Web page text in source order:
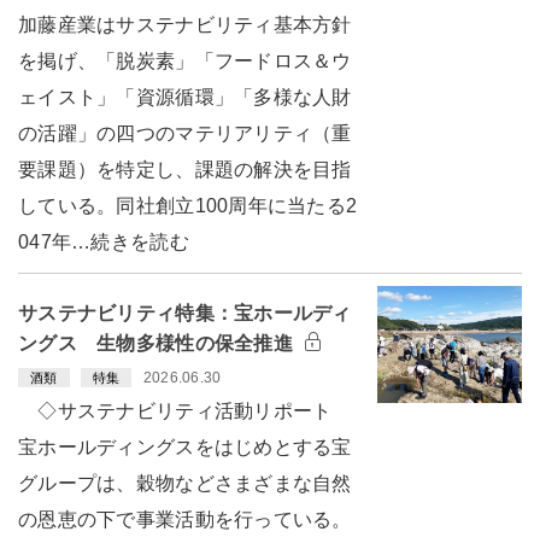
加藤産業はサステナビリティ基本方針
を掲げ、「脱炭素」「フードロス＆ウ
ェイスト」「資源循環」「多様な人財
の活躍」の四つのマテリアリティ（重
要課題）を特定し、課題の解決を目指
している。同社創立100周年に当たる2
047年…続きを読む
サステナビリティ特集：宝ホールディ
ングス 生物多様性の保全推進
酒類 特集 2026.06.30
◇サステナビリティ活動リポート
宝ホールディングスをはじめとする宝
グループは、穀物などさまざまな自然
の恩恵の下で事業活動を行っている。